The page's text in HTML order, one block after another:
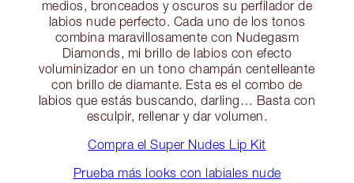
medios, bronceados y oscuros su perfilador de
labios nude perfecto. Cada uno de los tonos
combina maravillosamente con Nudegasm
Diamonds, mi brillo de labios con efecto
voluminizador en un tono champán centelleante
con brillo de diamante. Esta es el combo de
labios que estás buscando, darling… Basta con
esculpir, rellenar y dar volumen.
Compra el Super Nudes Lip Kit
Prueba más looks con labiales nude